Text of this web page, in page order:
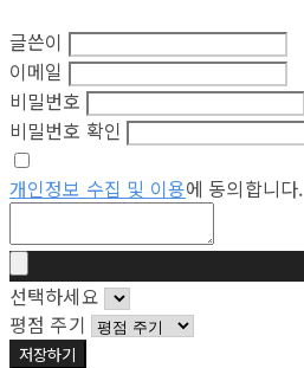
글쓴이
이메일
비밀번호
비밀번호 확인
개인정보 수집 및 이용에 동의합니다.
선택하세요
평점 주기
저장하기